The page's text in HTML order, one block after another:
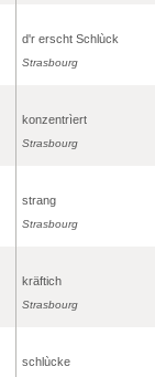
d'r erscht Schlùck
Strasbourg
konzentrìert
Strasbourg
strang
Strasbourg
kräftich
Strasbourg
schlùcke